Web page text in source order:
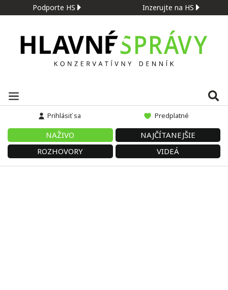
Podporte HS Inzerujte na HS
Prihlásiť sa Predplatné
NAŽIVO
NAJČÍTANEJŠIE
ROZHOVORY
VIDEÁ